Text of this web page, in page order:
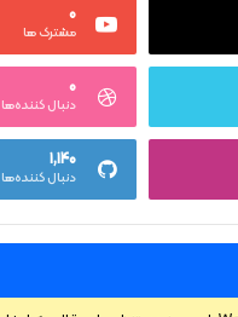
۰
مشترک ها
۰
دنبال کننده‌ها
۱,۱۴۰
دنبال کننده‌ها